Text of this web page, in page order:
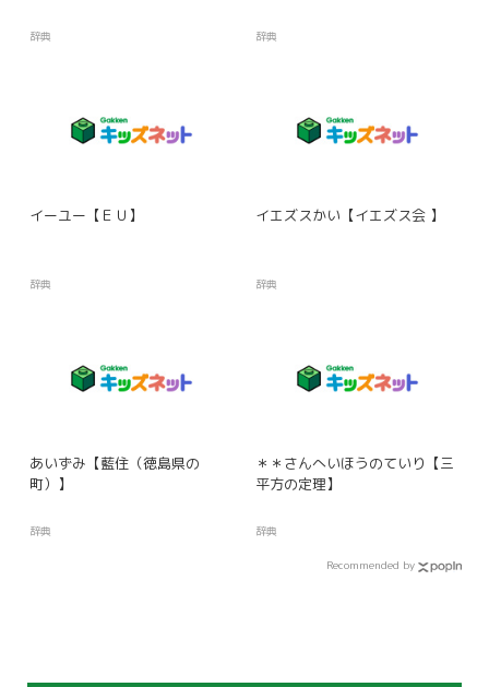
辞典 辞典
イーユー【ＥＵ】
辞典
イエズスかい【イエズス会 】
辞典
あいずみ【藍住（徳島県の
町）】
辞典
＊＊さんへいほうのていり【三
平方の定理】
辞典
Recommended by